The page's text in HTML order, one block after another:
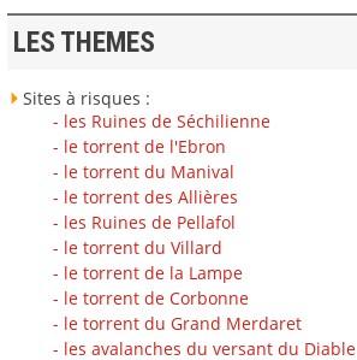
LES THEMES
Sites à risques :
- les Ruines de Séchilienne
- le torrent de l'Ebron
- le torrent du Manival
- le torrent des Allières
- les Ruines de Pellafol
- le torrent du Villard
- le torrent de la Lampe
- le torrent de Corbonne
- le torrent du Grand Merdaret
- les avalanches du versant du Diable